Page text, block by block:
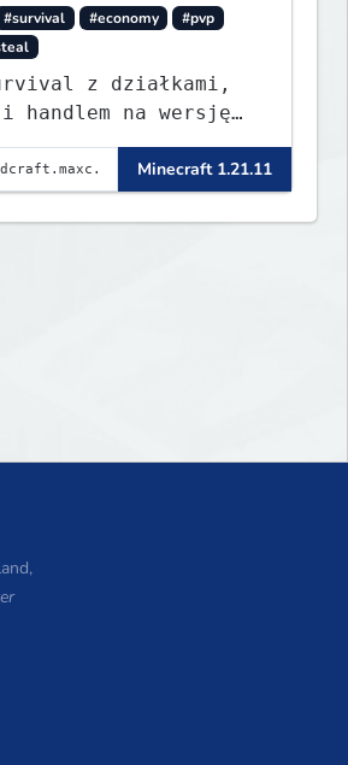
#survival #economy
#pvp
z działkami,
i handlem na wersję
Rekru ON
Minecraft 1.21.11